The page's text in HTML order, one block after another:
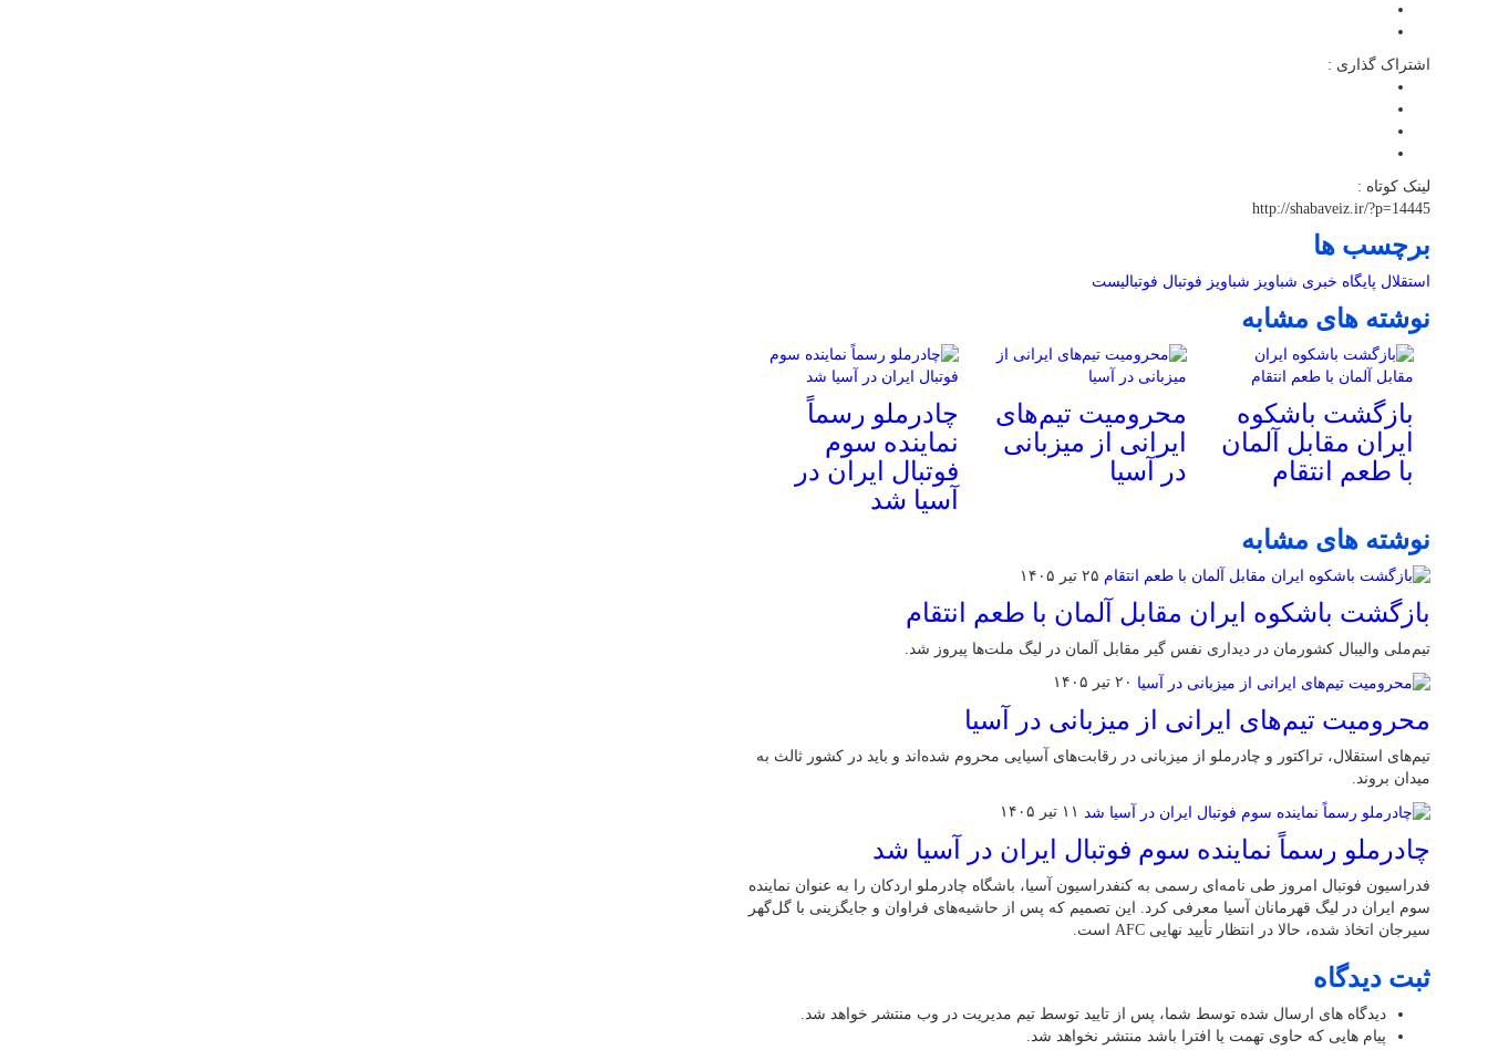
اشتراک گذاری :
لینک کوتاه :
http://shabaveiz.ir/?p=14445
برچسب ها
استقلال پایگاه خبری شباویز شباویز فوتبال فوتبالیست
نوشته های مشابه
بازگشت باشکوه
ایران مقابل آلمان
با طعم انتقام
محرومیت تیم‌های
ایرانی از میزبانی
در آسیا
چادرملو رسماً
نماینده سوم
فوتبال ایران در
آسیا شد
نوشته های مشابه
۲۵ تیر ۱۴۰۵
بازگشت باشکوه ایران مقابل آلمان با طعم انتقام
تیم‌ملی والیبال کشورمان در دیداری نفس گیر مقابل آلمان در لیگ ملت‌ها پیروز شد.
۲۰ تیر ۱۴۰۵
محرومیت تیم‌های ایرانی از میزبانی در آسیا
تیم‌های استقلال، تراکتور و چادرملو از میزبانی در رقابت‌های آسیایی محروم شده‌اند و باید در کشور ثالث به
میدان بروند.
۱۱ تیر ۱۴۰۵
چادرملو رسماً نماینده سوم فوتبال ایران در آسیا شد
فدراسیون فوتبال امروز طی نامه‌ای رسمی به کنفدراسیون آسیا، باشگاه چادرملو اردکان را به عنوان نماینده
سوم ایران در لیگ قهرمانان آسیا معرفی کرد. این تصمیم که پس از حاشیه‌های فراوان و جایگزینی با گل‌گهر
سیرجان اتخاذ شده، حالا در انتظار تأیید نهایی AFC است.
ثبت دیدگاه
دیدگاه های ارسال شده توسط شما، پس از تایید توسط تیم مدیریت در وب منتشر خواهد شد.
پیام هایی که حاوی تهمت یا افترا باشد منتشر نخواهد شد.